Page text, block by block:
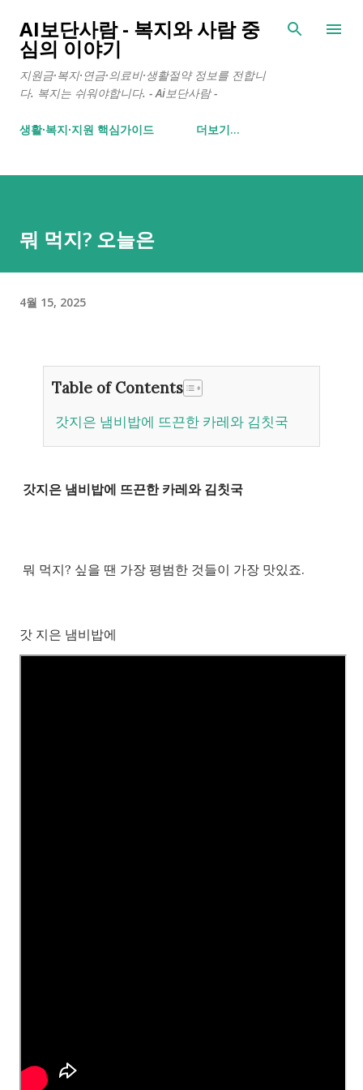
기본 콘텐츠로 건너뛰기
AI보단사람 - 복지와 사람 중
심의 이야기
지원금·복지·연금·의료비·생활절약 정보를 전합니
다. 복지는 쉬워야합니다. - Ai보단사람 -
생활∙복지∙지원 핵심가이드 더보기…
뭐 먹지? 오늘은
4월 15, 2025
Table of Contents
갓지은 냄비밥에 뜨끈한 카레와 김칫국
갓지은 냄비밥에 뜨끈한 카레와 김칫국
뭐 먹지? 싶을 땐 가장 평범한 것들이 가장 맛있죠.
갓 지은 냄비밥에